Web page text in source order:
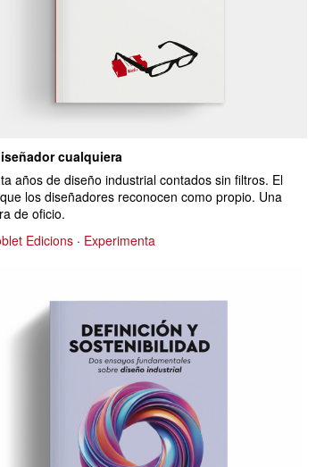
cualquiera
años de diseño industrial contados sin filtros. El
los diseñadores reconocen como propio. Una
de oficio.
Edicions · Experimenta